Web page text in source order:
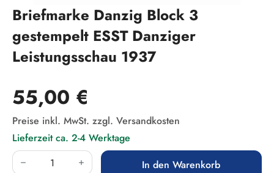
Briefmarke Danzig Block 3
gestempelt ESST Danziger
Leistungsschau 1937
Regulärer Preis:
55,00 €
Preise inkl. MwSt. zzgl. Versandkosten
Lieferzeit ca. 2-4 Werktage
Produkt Anzahl: Gib den gewünschten Wert
In den Warenkorb